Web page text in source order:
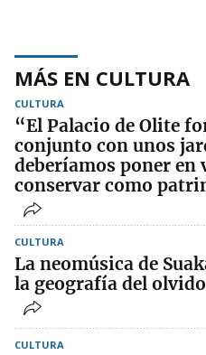
MÁS EN CULTURA
CULTURA
“El Palacio de Olite
conjunto con unos
deberíamos poner en
conservar como
CULTURA
La neomúsica de
la geografía del olvido
CULTURA